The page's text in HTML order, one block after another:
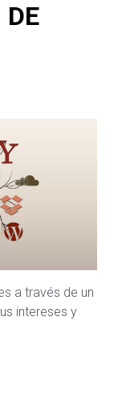
DE
a través de un
intereses y